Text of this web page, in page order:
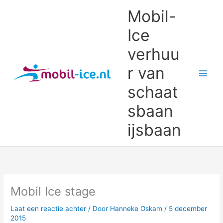
Mobil-
Ice
verhuu
r van
schaat
sbaan
ijsbaan
Mobil Ice stage
Laat een reactie achter / Door Hanneke Oskam/ 5 december
2015